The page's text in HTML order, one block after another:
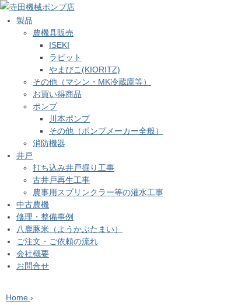
製品
農機具販売
ISEKI
ラビット
やまびこ(KIORITZ)
その他（マシン・MK冷蔵庫等）
お買い得商品
ポンプ
川本ポンプ
その他（ポンプメーカー全般）
消防機器
井戸
打ち込み井戸掘り工事
古井戸再生工事
農事用スプリンクラー等の灌水工事
中古農機
修理・整備事例
八鹿豚米（ようかぶたまい）
ご注文・ご依頼の流れ
会社概要
お問合せ
Home ›